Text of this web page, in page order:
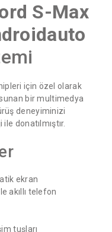
S-Max
için özel olarak
bir multimedya
deneyiminizi
donatılmıştır.
ekran
akıllı telefon
tuşları